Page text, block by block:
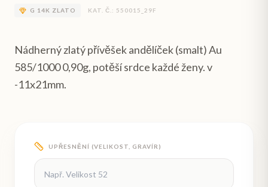
G 14K ZLATO KAT. Č.: 550015_29F
Nádherný zlatý přívěšek andělíček (smalt) Au
585/1000 0,90g, potěší srdce každé ženy. v
-11x21mm.
UPŘESNĚNÍ (VELIKOST, GRAVÍR)